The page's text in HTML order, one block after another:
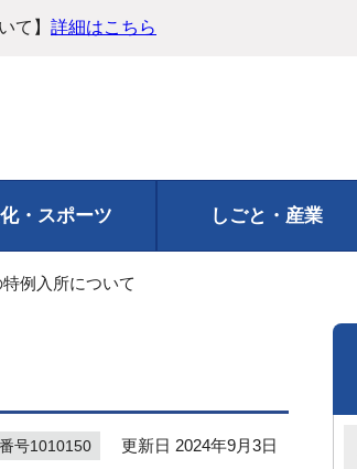
て】 詳細はこちら
・スポーツ しごと・産業
例入所について
号1010150 更新日 2024年9月3日